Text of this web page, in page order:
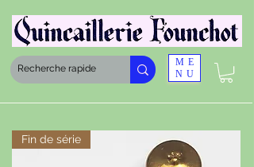
ME
NU
Fin de série